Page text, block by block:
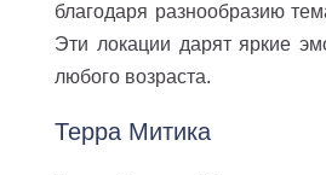
благодаря разнообразию
Эти локации дарят яркие
любого возраста.
Терра Митика